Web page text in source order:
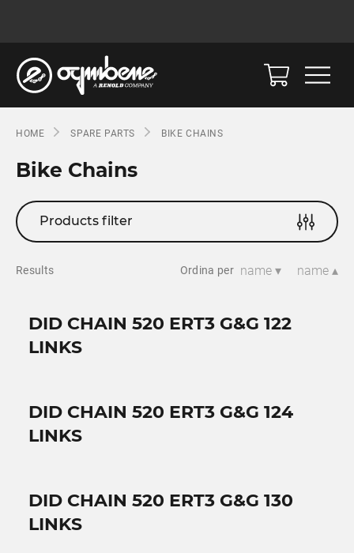
HOME SPARE PARTS BIKE CHAINS
Bike Chains
Products filter
Results Ordina per name ▾ name ▴
DID CHAIN 520 ERT3 G&G 122
LINKS
DID CHAIN 520 ERT3 G&G 124
LINKS
DID CHAIN 520 ERT3 G&G 130
LINKS